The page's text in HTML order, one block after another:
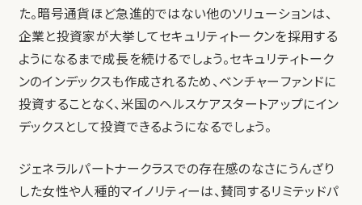
た。暗号通貨ほど急進的ではない他のソリューションは、
企業と投資家が大挙してセキュリティトークンを採用する
ようになるまで成長を続けるでしょう。セキュリティトーク
ンのインデックスも作成されるため、ベンチャーファンドに
投資することなく、米国のヘルスケアスタートアップにイン
デックスとして投資できるようになるでしょう。
ジェネラルパートナークラスでの存在感のなさにうんざり
した女性や人種的マイノリティーは、賛同するリミテッドパ